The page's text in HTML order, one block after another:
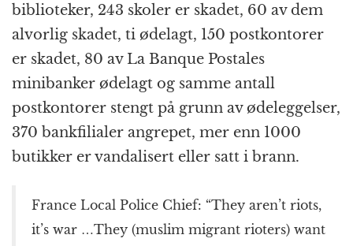
biblioteker, 243 skoler er skadet, 60 av dem
alvorlig skadet, ti ødelagt, 150 postkontorer
er skadet, 80 av La Banque Postales
minibanker ødelagt og samme antall
postkontorer stengt på grunn av ødeleggelser,
370 bankfilialer angrepet, mer enn 1000
butikker er vandalisert eller satt i brann.
France Local Police Chief: “They aren’t riots,
it’s war …They (muslim migrant rioters) want